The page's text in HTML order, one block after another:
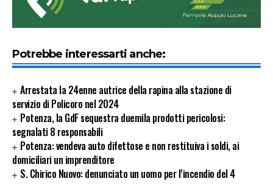
Potrebbe interessarti anche:
Arrestata la 24enne autrice della rapina alla stazione di
servizio di Policoro nel 2024
Potenza, la GdF sequestra duemila prodotti pericolosi:
segnalati 8 responsabili
Potenza: vendeva auto difettose e non restituiva i soldi, ai
domiciliari un imprenditore
S. Chirico Nuovo: denunciato un uomo per l’incendio del 4